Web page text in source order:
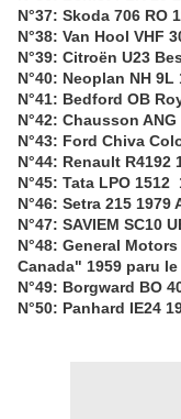
N°37: Skoda 706 RO
N°38: Van Hool VHF
N°39: Citroën U23
N°40: Neoplan NH
N°41: Bedford OB
N°42: Chausson
N°43: Ford Chiva
N°44: Renault R4192
N°45: Tata LPO
N°46: Setra 215
N°47: SAVIEM SC10
N°48: General
Canada" 1959 paru le
N°49: Borgward BO
N°50: Panhard IE24